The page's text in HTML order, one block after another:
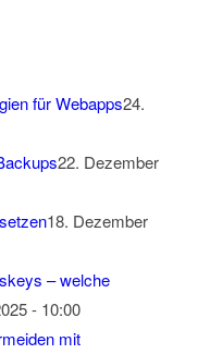
für Webapps24.
22. Dezember
18. Dezember
– welche
- 10:00
mit